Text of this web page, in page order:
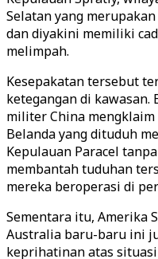
Selatan yang
dan diyakini memiliki
melimpah.
Kesepakatan tersebut
ketegangan di kawasan.
militer China
Belanda yang dituduh
Kepulauan Paracel
membantah tuduhan
mereka beroperasi di
Sementara itu, Amerika
Australia baru-baru ini
keprihatinan atas